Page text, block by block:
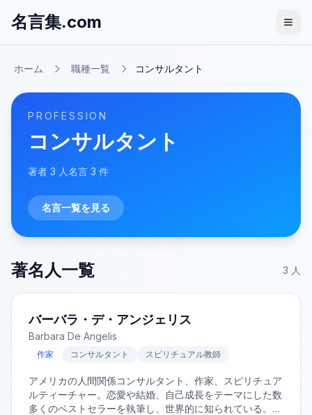
名言集.com
ホーム 職種一覧 コンサルタント
PROFESSION
コンサルタント
著者 3 人名言 3 件
名言一覧を見る
著名人一覧 3 人
バーバラ・デ・アンジェリス
Barbara De Angelis
作家 コンサルタント スピリチュアル教師
アメリカの人間関係コンサルタント、作家、スピリチュア
ルティーチャー。恋愛や結婚、自己成長をテーマにした数
多くのベストセラーを執筆し、世界的に知られている。テ